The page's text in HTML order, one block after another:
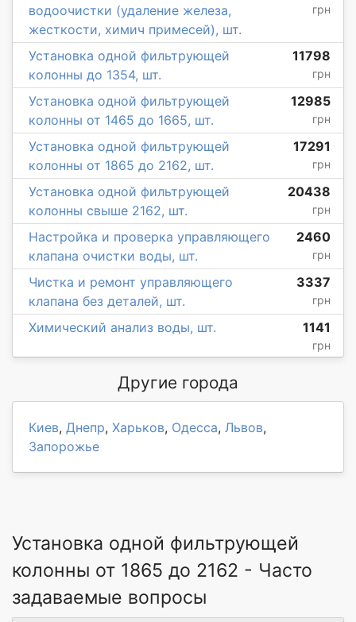
водоочистки (удаление железа,
жесткости, химич примесей), шт.
грн
Установка одной фильтрующей
колонны до 1354, шт.
11798
грн
Установка одной фильтрующей
колонны от 1465 до 1665, шт.
12985
грн
Установка одной фильтрующей
колонны от 1865 до 2162, шт.
17291
грн
Установка одной фильтрующей
колонны свыше 2162, шт.
20438
грн
Настройка и проверка управляющего
клапана очистки воды, шт.
2460
грн
Чистка и ремонт управляющего
клапана без деталей, шт.
3337
грн
Химический анализ воды, шт. 1141
грн
Другие города
Киев, Днепр, Харьков, Одесса, Львов,
Запорожье
Установка одной фильтрующей
колонны от 1865 до 2162 - Часто
задаваемые вопросы